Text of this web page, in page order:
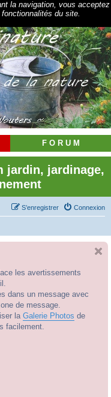
la navigation, vous acceptez
du site.
F O R U M
jardin, jardinage,
Connexion
S’enregistrer
les avertissements
dans un message avec
de message.
la Galerie Photos de
facilement.